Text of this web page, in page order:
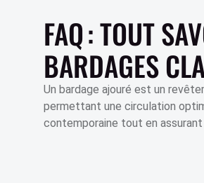
FAQ : TOUT
BARDAGES
Un bardage ajouré est un
permettant une circulation
contemporaine tout en